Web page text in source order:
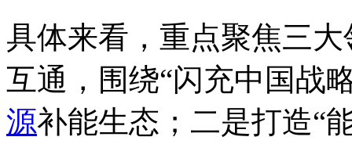
具体来看，重点聚焦三
互通，围绕“闪充中国战
源补能生态；二是打造“